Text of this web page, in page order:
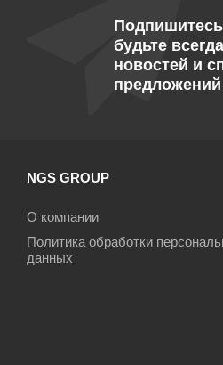
будьте
новостей и
NGS GROUP
О компании
Политика обработки
данных